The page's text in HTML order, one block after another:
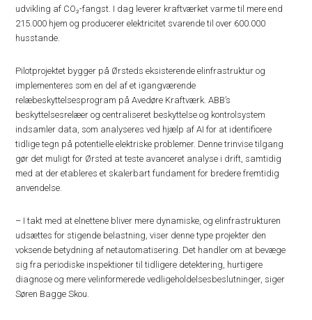
udvikling af CO₂-fangst. I dag leverer kraftværket varme til mere end
215.000 hjem og producerer elektricitet svarende til over 600.000
husstande.
Pilotprojektet bygger på Ørsteds eksisterende elinfrastruktur og
implementeres som en del af et igangværende
relæbeskyttelsesprogram på Avedøre Kraftværk. ABB’s
beskyttelsesrelæer og centraliseret beskyttelse og kontrolsystem
indsamler data, som analyseres ved hjælp af AI for at identificere
tidlige tegn på potentielle elektriske problemer. Denne trinvise tilgang
gør det muligt for Ørsted at teste avanceret analyse i drift, samtidig
med at der etableres et skalerbart fundament for bredere fremtidig
anvendelse.
– I takt med at elnettene bliver mere dynamiske, og elinfrastrukturen
udsættes for stigende belastning, viser denne type projekter den
voksende betydning af netautomatisering. Det handler om at bevæge
sig fra periodiske inspektioner til tidligere detektering, hurtigere
diagnose og mere velinformerede vedligeholdelsesbeslutninger, siger
Søren Bagge Skou.